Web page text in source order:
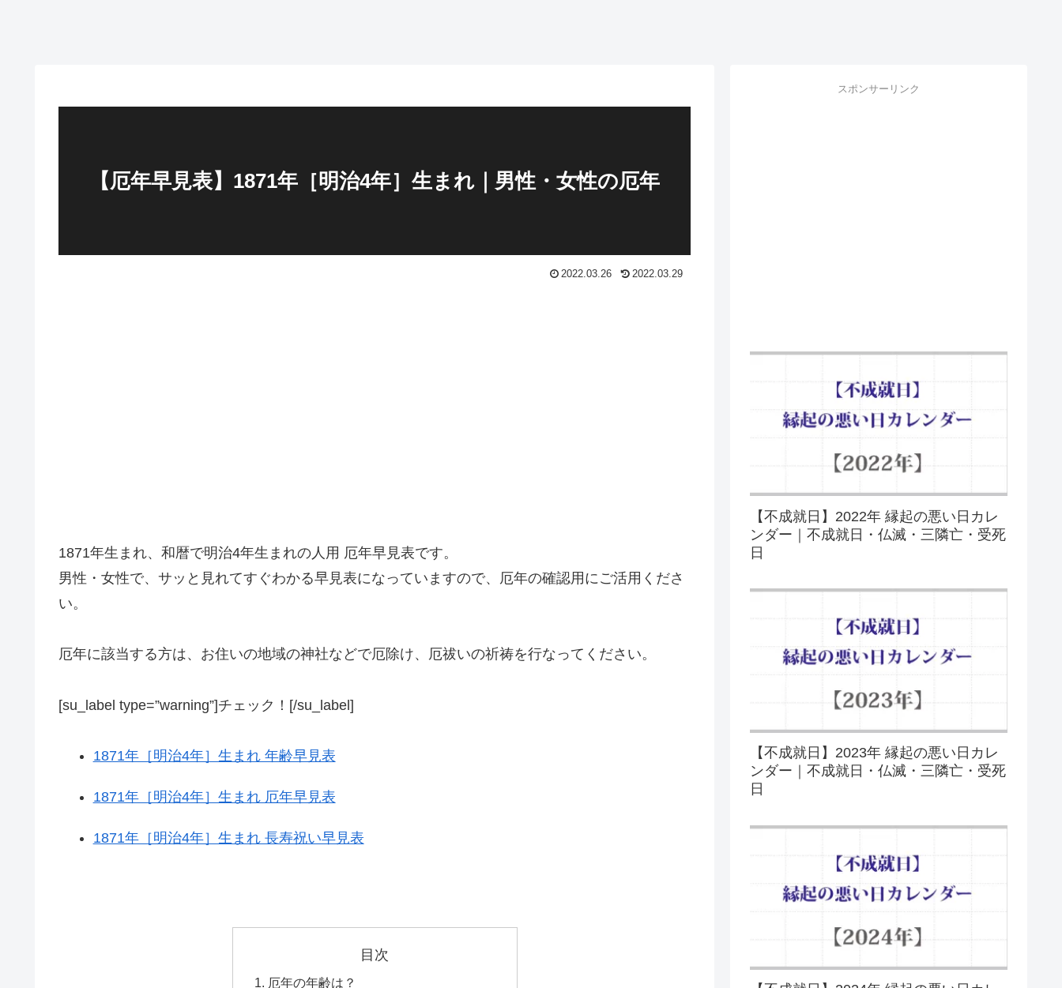
【厄年早見表】1871年［明治4年］生まれ｜男性・女性の厄年
2022.03.26 2022.03.29
1871年生まれ、和暦で明治4年生まれの人用 厄年早見表です。
男性・女性で、サッと見れてすぐわかる早見表になっていますので、厄年の確認用にご活用くださ
い。
厄年に該当する方は、お住いの地域の神社などで厄除け、厄祓いの祈祷を行なってください。
[su_label type=”warning”]チェック！[/su_label]
1871年［明治4年］生まれ 年齢早見表
1871年［明治4年］生まれ 厄年早見表
1871年［明治4年］生まれ 長寿祝い早見表
目次
厄年の年齢は？
スポンサーリンク
【不成就日】2022年 縁起の悪い日カレ
ンダー｜不成就日・仏滅・三隣亡・受死
日
【不成就日】2023年 縁起の悪い日カレ
ンダー｜不成就日・仏滅・三隣亡・受死
日